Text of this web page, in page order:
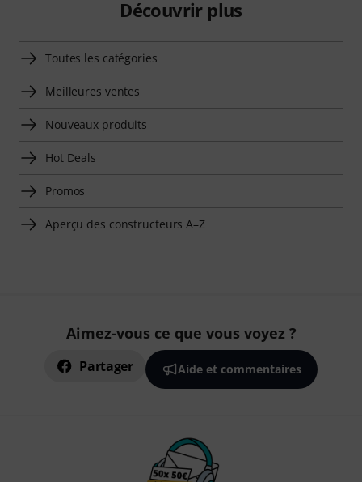
Découvrir plus
Toutes les catégories
Meilleures ventes
Nouveaux produits
Hot Deals
Promos
Aperçu des constructeurs A–Z
Aimez-vous ce que vous voyez ?
Partager Aide et commentaires